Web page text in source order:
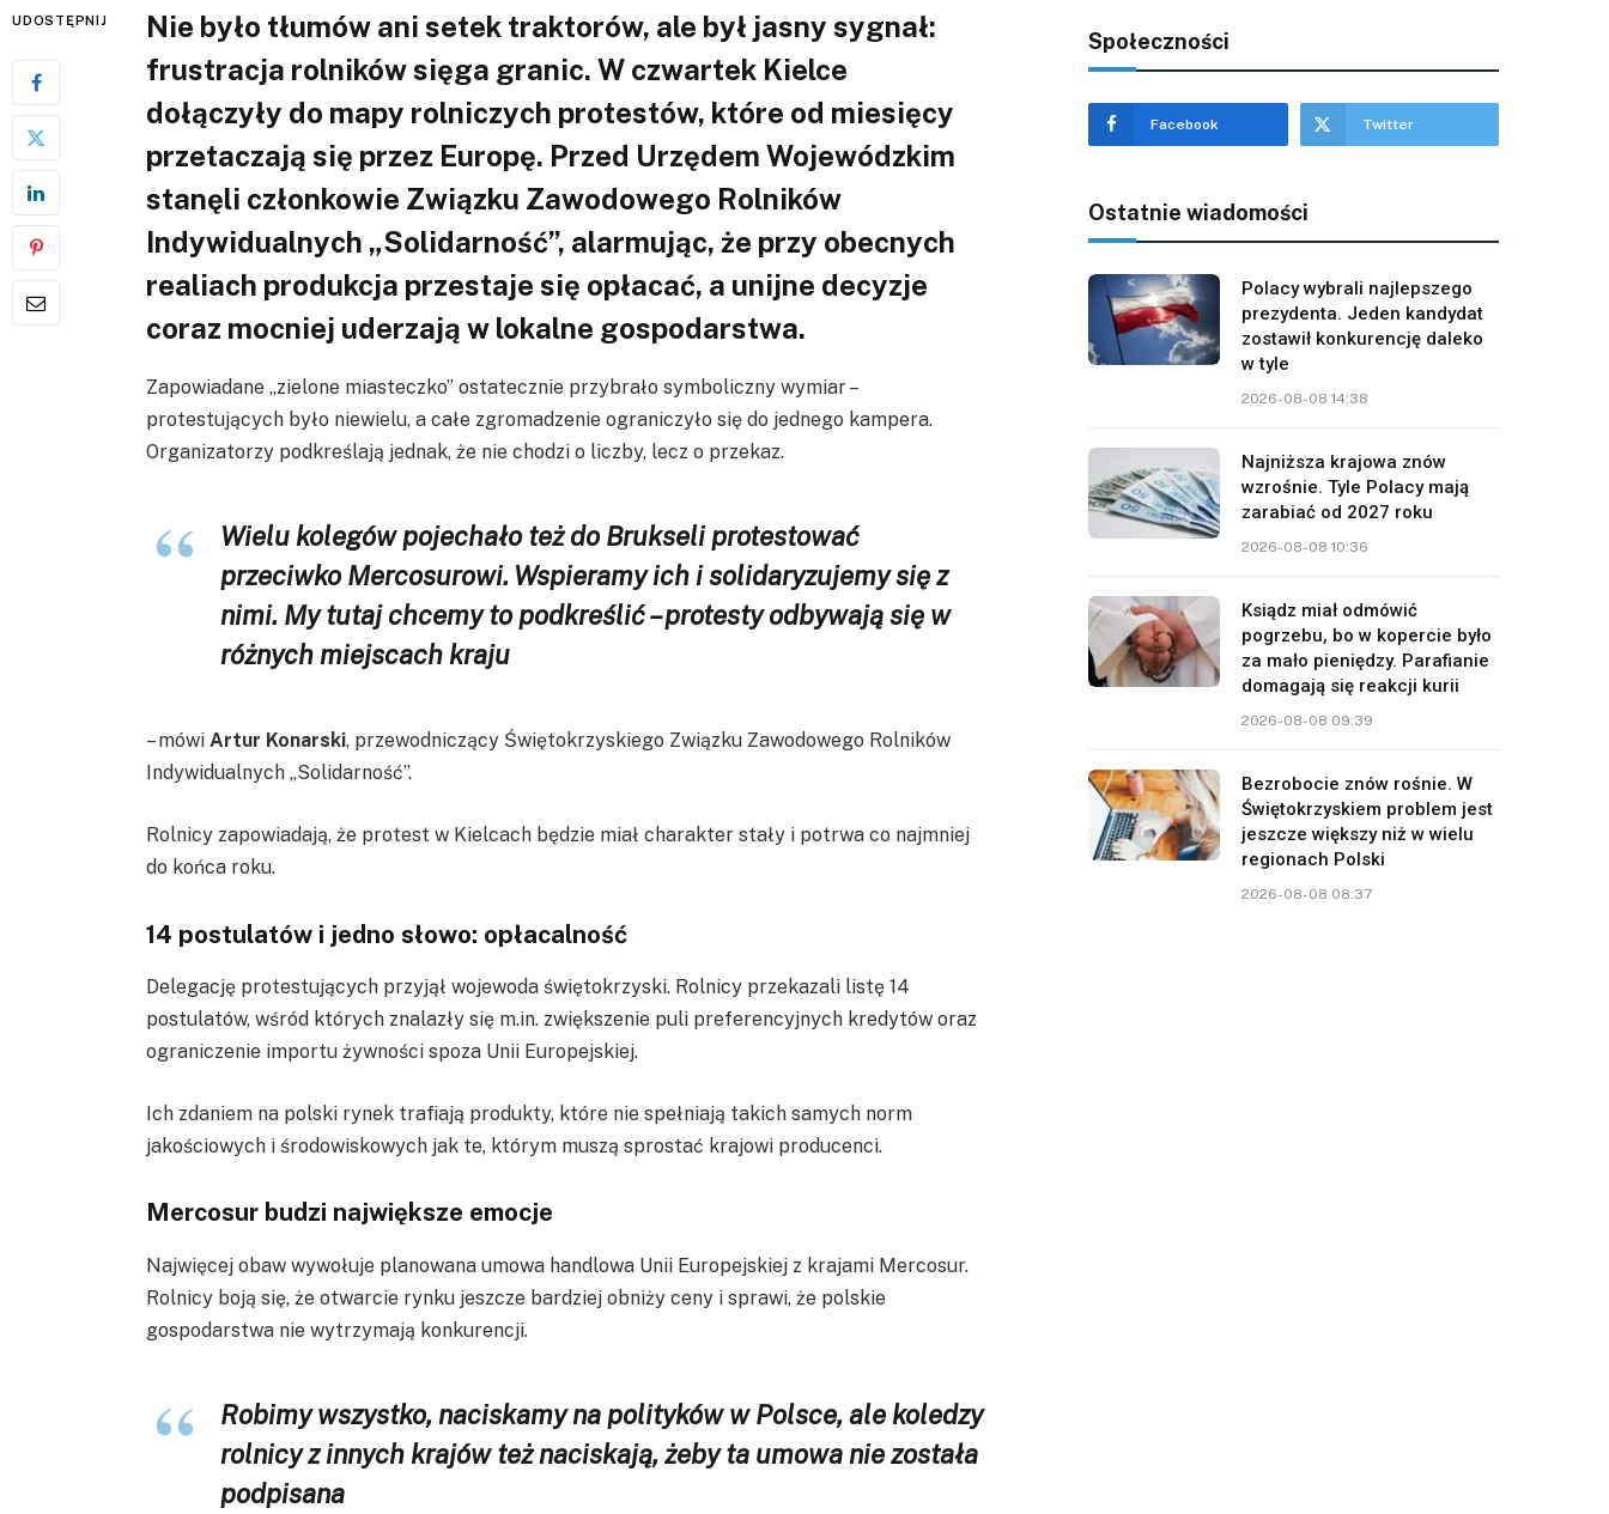
UDOSTĘPNIJ
Nie było tłumów ani setek traktorów, ale był jasny sygnał:
frustracja rolników sięga granic. W czwartek Kielce
dołączyły do mapy rolniczych protestów, które od miesięcy
przetaczają się przez Europę. Przed Urzędem Wojewódzkim
stanęli członkowie Związku Zawodowego Rolników
Indywidualnych „Solidarność”, alarmując, że przy obecnych
realiach produkcja przestaje się opłacać, a unijne decyzje
coraz mocniej uderzają w lokalne gospodarstwa.
Zapowiadane „zielone miasteczko” ostatecznie przybrało symboliczny wymiar –
protestujących było niewielu, a całe zgromadzenie ograniczyło się do jednego kampera.
Organizatorzy podkreślają jednak, że nie chodzi o liczby, lecz o przekaz.
Wielu kolegów pojechało też do Brukseli protestować
przeciwko Mercosurowi. Wspieramy ich i solidaryzujemy się z
nimi. My tutaj chcemy to podkreślić – protesty odbywają się w
różnych miejscach kraju
– mówi Artur Konarski, przewodniczący Świętokrzyskiego Związku Zawodowego Rolników
Indywidualnych „Solidarność”.
Rolnicy zapowiadają, że protest w Kielcach będzie miał charakter stały i potrwa co najmniej
do końca roku.
14 postulatów i jedno słowo: opłacalność
Delegację protestujących przyjął wojewoda świętokrzyski. Rolnicy przekazali listę 14
postulatów, wśród których znalazły się m.in. zwiększenie puli preferencyjnych kredytów oraz
ograniczenie importu żywności spoza Unii Europejskiej.
Ich zdaniem na polski rynek trafiają produkty, które nie spełniają takich samych norm
jakościowych i środowiskowych jak te, którym muszą sprostać krajowi producenci.
Mercosur budzi największe emocje
Najwięcej obaw wywołuje planowana umowa handlowa Unii Europejskiej z krajami Mercosur.
Rolnicy boją się, że otwarcie rynku jeszcze bardziej obniży ceny i sprawi, że polskie
gospodarstwa nie wytrzymają konkurencji.
Robimy wszystko, naciskamy na polityków w Polsce, ale koledzy
rolnicy z innych krajów też naciskają, żeby ta umowa nie została
podpisana
Społeczności
Facebook Twitter
Ostatnie wiadomości
Polacy wybrali najlepszego
prezydenta. Jeden kandydat
zostawił konkurencję daleko
w tyle
2026-08-08 14:38
Najniższa krajowa znów
wzrośnie. Tyle Polacy mają
zarabiać od 2027 roku
2026-08-08 10:36
Ksiądz miał odmówić
pogrzebu, bo w kopercie było
za mało pieniędzy. Parafianie
domagają się reakcji kurii
2026-08-08 09:39
Bezrobocie znów rośnie. W
Świętokrzyskiem problem jest
jeszcze większy niż w wielu
regionach Polski
2026-08-08 08:37